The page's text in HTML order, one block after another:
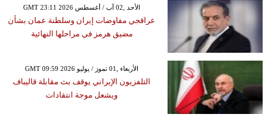
GMT 23:11 2026 الأحد ,02 آب / أغسطس
عراقجي مفاوضات إيران وسلطنة عمان بشأن
مضيق هرمز في مراحلها النهائية
GMT 09:59 2026 الأربعاء ,01 تموز / يوليو
التلفزيون الإيراني يوقف بث مقابلة قاليباف
ويشعل موجة انتقادات